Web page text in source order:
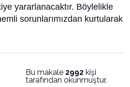
yararlanacaktır. Böylelikle
sorunlarımızdan kurtularak
Bu makale 2992 kişi
tarafından okunmuştur.